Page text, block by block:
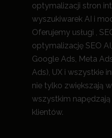
optymalizacji stron
wyszukiwarek AI i
Oferujemy usługi ,
optymalizację SEO
Google Ads, Meta
Ads), UX i wszystkie
nie tylko zwiększają
wszystkim
klientów.